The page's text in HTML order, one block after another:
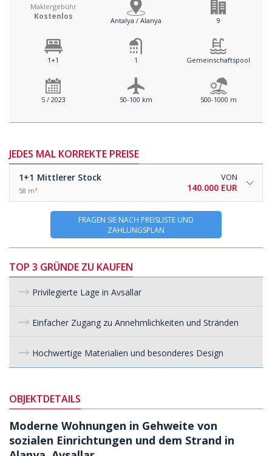
Maklergebühr
Kostenlos Antalya / Alanya 9
1+1 1 Gemeinschaftspool
5 / 2023 50-100 km 500-1000 m
JEDES MAL KORREKTE PREISE
1+1 Mittlerer Stock
58 m²
VON
140.000 EUR
FRAGEN SIE NACH PREISLISTE UND
ZAHLUNGSPLAN
TOP 3 GRÜNDE ZU KAUFEN
Privilegierte Lage in Avsallar
Einfacher Zugang zu Annehmlichkeiten und Stränden
Hochwertige Materialien und besonderes Design
OBJEKTDETAILS
Moderne Wohnungen in Gehweite von
sozialen Einrichtungen und dem Strand in